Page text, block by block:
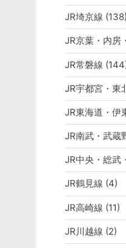
JR埼京線 (138)
JR京葉・内房
JR常磐線
JR宇都宮・東
JR東海道・伊
JR南武・武蔵
JR中央・総武
JR鶴見線 (4)
JR高崎線 (11)
JR川越線 (2)